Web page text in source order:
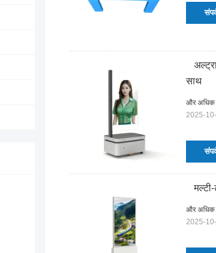
साथ
और अधिक
2025-
और अधिक
2025-